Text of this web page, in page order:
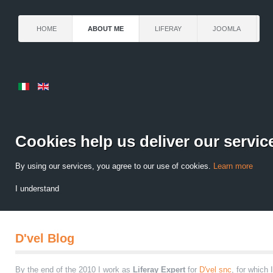
HOME ABOUT ME LIFERAY JOOMLA
Cookies help us deliver our
By using our services, you agree to our use of cookies. Learn more
I understand
D'vel Blog
By the end of the 2010 I work as Liferay Expert for D'vel snc, for which